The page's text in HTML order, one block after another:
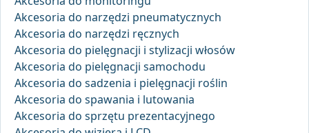
Akcesoria do narzędzi pneumatycznych
Akcesoria do narzędzi ręcznych
Akcesoria do pielęgnacji i stylizacji włosów
Akcesoria do pielęgnacji samochodu
Akcesoria do sadzenia i pielęgnacji roślin
Akcesoria do spawania i lutowania
Akcesoria do sprzętu prezentacyjnego